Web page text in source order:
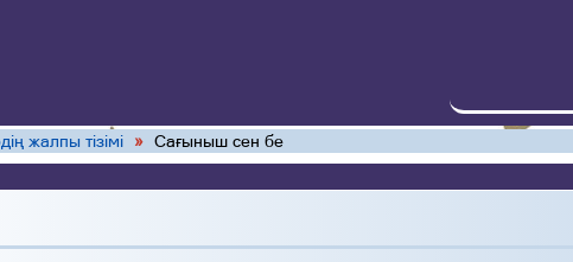
жалпы тізімі » Сағыныш сен бе